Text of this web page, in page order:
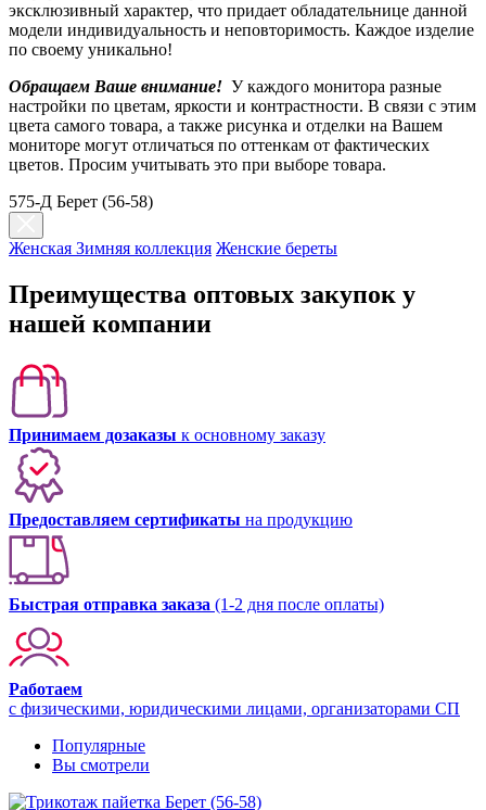
эксклюзивный характер, что придает обладательнице данной
модели индивидуальность и неповторимость. Каждое изделие
по своему уникально!
Обращаем Ваше внимание! У каждого монитора разные
настройки по цветам, яркости и контрастности. В связи с этим
цвета самого товара, а также рисунка и отделки на Вашем
мониторе могут отличаться по оттенкам от фактических
цветов. Просим учитывать это при выборе товара.
575-Д Берет (56-58)
Женская Зимняя коллекция Женские береты
Преимущества оптовых закупок у
нашей компании
Принимаем дозаказы к основному заказу
Предоставляем сертификаты на продукцию
Быстрая отправка заказа (1-2 дня после оплаты)
Работаем
с физическими, юридическими лицами, организаторами СП
Популярные
Вы смотрели